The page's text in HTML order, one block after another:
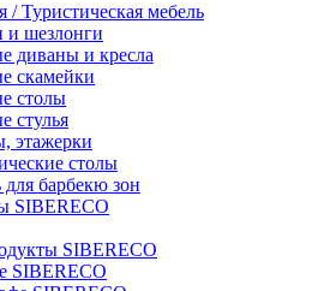
/ Туристическая мебель
и шезлонги
диваны и кресла
скамейки
столы
стулья
этажерки
столы
барбекю зон
SIBERECO
SIBERECO
SIBERECO